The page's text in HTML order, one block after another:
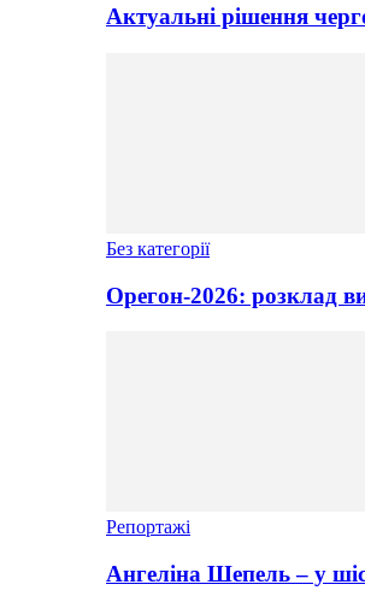
Актуальні рішення
Без категорії
Орегон-2026: розклад
Репортажі
Ангеліна Шепель – у